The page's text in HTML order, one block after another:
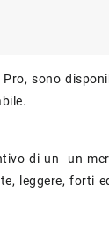
sono
di un un
leggere, forti